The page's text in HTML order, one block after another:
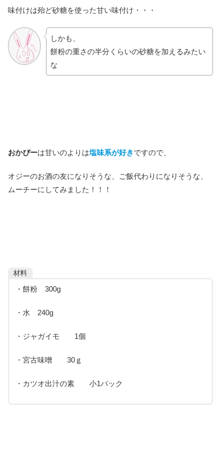
味付けは殆ど砂糖を使った甘い味付け・・・
しかも、
餅粉の重さの半分くらいの砂糖を加えるみたい
な
おかぴーは甘いのよりは塩味系が好きですので、
オジーのお酒の友になりそうな、ご飯代わりになりそうな、
ムーチーにしてみました！！！
材料
・餅粉 300g
・水 240g
・ジャガイモ 1個
・宮古味噌 30ｇ
・カツオ出汁の素 小1パック